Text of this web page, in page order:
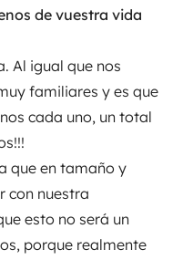
de vuestra vida
Al igual que nos
familiares y es que
cada uno, un total
que en tamaño y
con nuestra
esto no será un
porque realmente